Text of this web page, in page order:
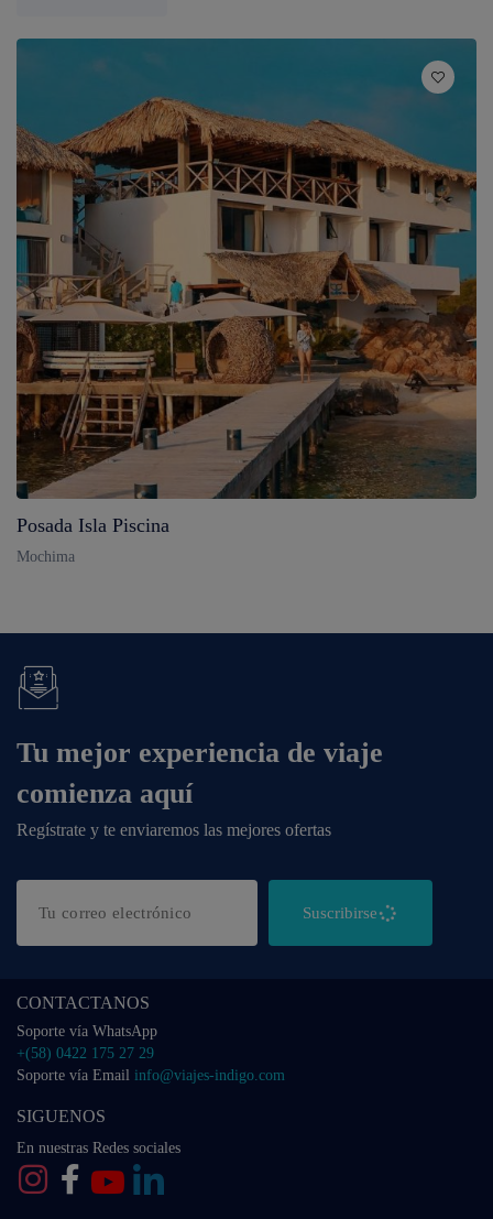
Posada Isla Piscina
Mochima
Tu mejor experiencia de viaje
comienza aquí
Regístrate y te enviaremos las mejores ofertas
Suscribirse
CONTACTANOS
Soporte vía WhatsApp
+(58) 0422 175 27 29
Soporte vía Email info@viajes-indigo.com
SIGUENOS
En nuestras Redes sociales